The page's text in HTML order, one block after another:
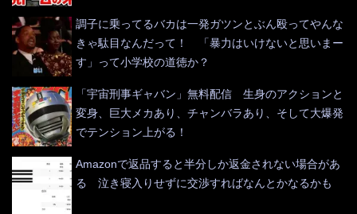
調子に乗ってるバカは一発ガツンとぶん殴ってやんな
きゃ駄目なんだって！ 「暴力はいけないと思いまー
す」って小学校の道徳か？
「宇宙刑事ギャバン」無料配信 生身のアクションと
変身、巨大メカあり、チャンバラあり、そして大爆発
でテンション上がる！
Amazonで返品すると半分しか返金されない場合があ
る 泣き寝入りせずに交渉すればなんとかなるかも